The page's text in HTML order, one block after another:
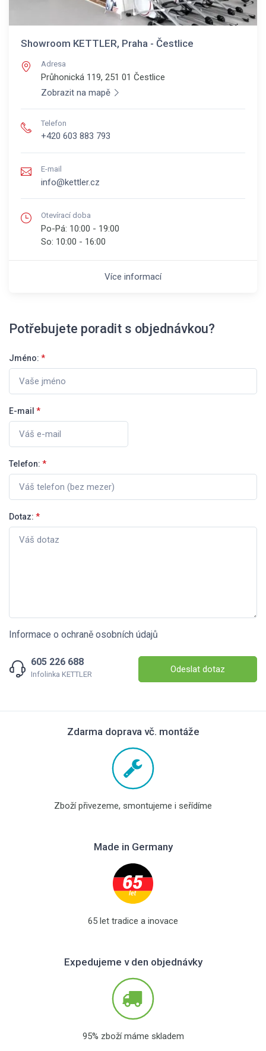
Showroom KETTLER, Praha - Čestlice
Adresa
Průhonická 119, 251 01 Čestlice
Zobrazit na mapě
Telefon
+420 603 883 793
E-mail
info@kettler.cz
Otevírací doba
Po-Pá: 10:00 - 19:00
So: 10:00 - 16:00
Více informací
Potřebujete poradit s objednávkou?
Jméno: *
E-mail *
Telefon: *
Dotaz: *
Informace o ochraně osobních údajů
605 226 688
Infolinka KETTLER Odeslat dotaz
Zdarma doprava vč. montáže
Zboží přivezeme, smontujeme i seřídíme
Made in Germany
65 let tradice a inovace
Expedujeme v den objednávky
95% zboží máme skladem